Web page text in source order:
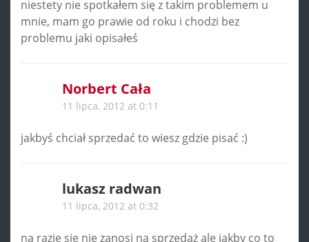
niestety nie spotkałem się z takim problemem u
mnie, mam go prawie od roku i chodzi bez
problemu jaki opisałeś
Norbert Cała
11 lipca, 2012 at 0:11
jakbyś chciał sprzedać to wiesz gdzie pisać :)
lukasz radwan
11 lipca, 2012 at 0:32
na razie się nie zanosi na sprzedaż ale jakby co to